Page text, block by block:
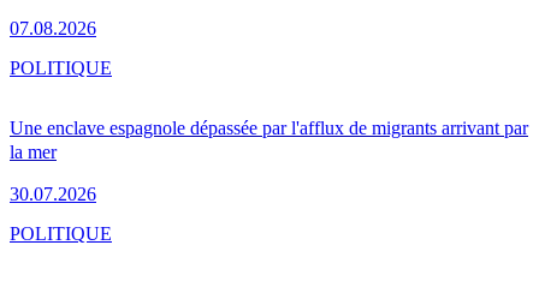
07.08.2026
Une enclave espagnole dépassée par l'afflux de migrants arrivant par
la mer
30.07.2026
POLITIQUE
POLITIQUE